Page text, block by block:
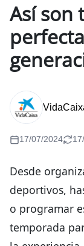
Así son
17/07/2024
Desde
deportivos,
o programar
temporada